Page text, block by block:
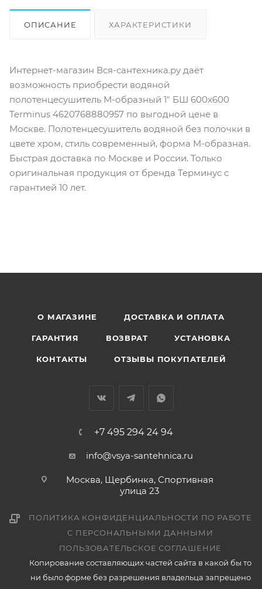
ОПИСАНИЕ ХАРАКТЕРИСТИКИ
Интернет-магазин Вся-сантехника.ру даёт
возможность приобрести водяной
полотенцесушитель М-образный 1" БШ 600х600
Terminus 4620768880957 по выгодной цене в
Москве. Полотенцесушитель водяной без полочки в
цвете хром, стиль современный, форма M-образная.
Быстрая доставка по Москве и России. Только
оригинальная продукция от бренда Терминус с
гарантией 10 лет.
О МАГАЗИНЕ ДОСТАВКА И ОПЛАТА
ГАРАНТИЯ ВОЗВРАТ УСТАНОВКА
КОНТАКТЫ ОТЗЫВЫ ПОКУПАТЕЛЕЙ
+7 495 294 24 94
info@vsya-santehnica.ru
Москва, Щербинка, Спортивная
улица 23
ПОЛИТИКА КОНФИДЕНЦИАЛЬНОСТИ ПО РАБОТЕ
С ПЕРСОНАЛЬНЫМИ ДАННЫМИ
ПОЛЬЗОВАТЕЛЬСКОЕ СОГЛАШЕНИЕ
Копирование составляющих частей сайта в какой бы то
ни было форме без разрешения владельца запрещено